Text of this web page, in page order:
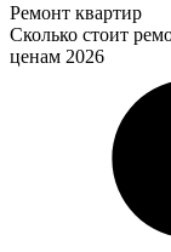
Ремонт квартир
Сколько стоит
ценам 2026